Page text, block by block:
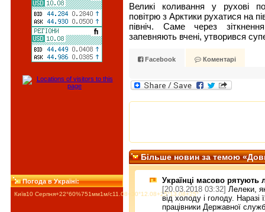
Погода в Україні:
Київ10 Серпня+22°60%751мм1м/c11.08+30°12.08+25°13.08+25°
Великі коливання у рухові
повітрю з Арктики рухатися на
північ. Саме через
запевняють вчені, утворився
Facebook Коментарі
Більше новин за темою
Українці масово рятують
[20.03.2018 03:32] Лелеки,
від холоду і голоду. Наразі
працівники Державної